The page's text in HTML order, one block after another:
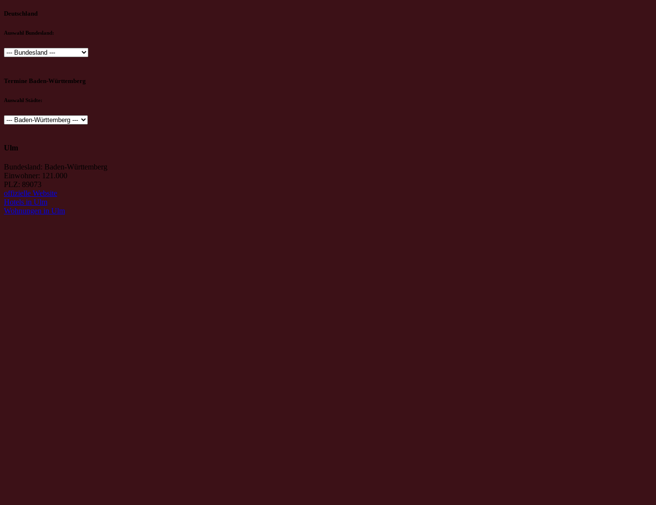
Deutschland
Auswahl Bundesland:
Termine Baden-Württemberg
Auswahl Städte:
Ulm
Bundesland: Baden-Württemberg
Einwohner: 121.000
PLZ: 89073
offizielle Website
Hotels in Ulm
Wohnungen in Ulm